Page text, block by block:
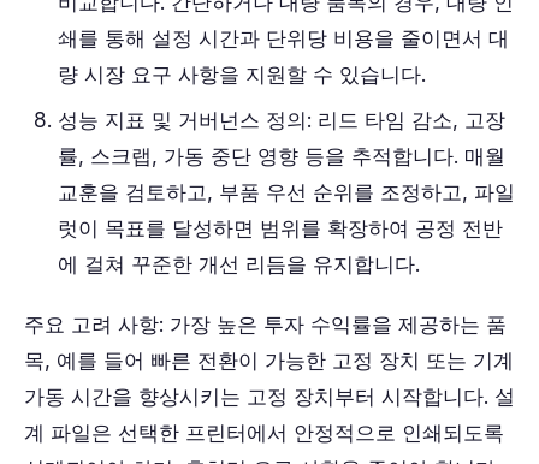
쇄를 통해 설정 시간과 단위당 비용을 줄이면서 대
량 시장 요구 사항을 지원할 수 있습니다.
성능 지표 및 거버넌스 정의: 리드 타임 감소, 고장
률, 스크랩, 가동 중단 영향 등을 추적합니다. 매월
교훈을 검토하고, 부품 우선 순위를 조정하고, 파일
럿이 목표를 달성하면 범위를 확장하여 공정 전반
에 걸쳐 꾸준한 개선 리듬을 유지합니다.
주요 고려 사항: 가장 높은 투자 수익률을 제공하는 품
목, 예를 들어 빠른 전환이 가능한 고정 장치 또는 기계
가동 시간을 향상시키는 고정 장치부터 시작합니다. 설
계 파일은 선택한 프린터에서 안정적으로 인쇄되도록